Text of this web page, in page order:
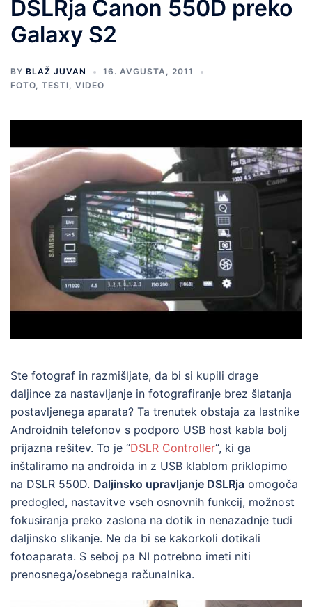
DSLRja Canon 550D preko
Galaxy S2
BY BLAŽ JUVAN
16. AVGUSTA, 2011
FOTO, TESTI, VIDEO
Ste fotograf in razmišljate, da bi si kupili drage
daljince za nastavljanje in fotografiranje brez šlatanja
postavljenega aparata? Ta trenutek obstaja za lastnike
Androidnih telefonov s podporo USB host kabla bolj
prijazna rešitev. To je “DSLR Controller“, ki ga
inštaliramo na androida in z USB klablom priklopimo
na DSLR 550D. Daljinsko upravljanje DSLRja omogoča
predogled, nastavitve vseh osnovnih funkcij, možnost
fokusiranja preko zaslona na dotik in nenazadnje tudi
daljinsko slikanje. Ne da bi se kakorkoli dotikali
fotoaparata. S seboj pa NI potrebno imeti niti
prenosnega/osebnega računalnika.